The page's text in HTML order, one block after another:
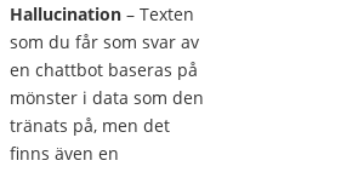
Hallucination – Texten
som du får som svar av
en chattbot baseras på
mönster i data som den
tränats på, men det
finns även en